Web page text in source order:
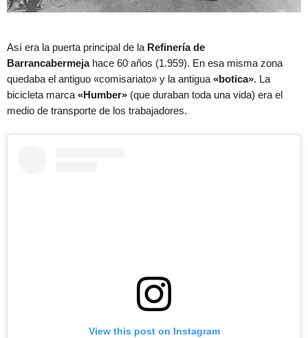
Así era la puerta principal de la Refinería de
Barrancabermejahace 60 años (1.959). En esa misma zona
quedaba el antiguo «comisariato» y la antigua «botica». La
bicicleta marca «Humber» (que duraban toda una vida) era el
medio de transporte de los trabajadores.
View this post on Instagram